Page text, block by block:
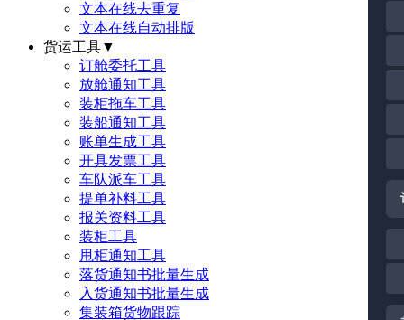
文本在线去重复
文本在线自动排版
货运工具▼
订舱委托工具
放舱通知工具
装柜拖车工具
装船通知工具
账单生成工具
开具发票工具
车队派车工具
提单补料工具
报关资料工具
装柜工具
甩柜通知工具
落货通知书批量生成
入货通知书批量生成
集装箱货物跟踪